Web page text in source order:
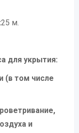
м.
для укрытия:
(в том числе
и